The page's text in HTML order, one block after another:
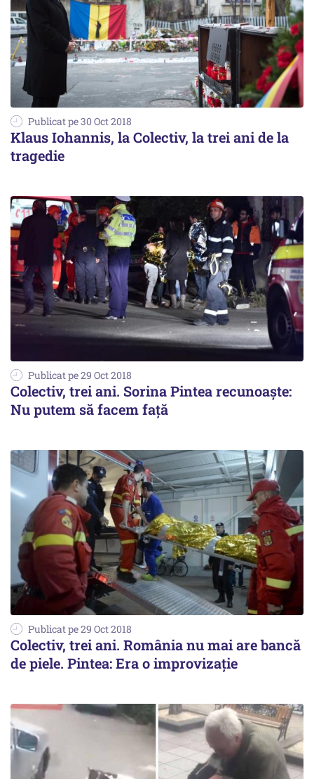
Publicat pe 30 Oct 2018
Klaus Iohannis, la Colectiv, la trei ani de la
tragedie
Publicat pe 29 Oct 2018
Colectiv, trei ani. Sorina Pintea recunoaște:
Nu putem să facem faţă
Publicat pe 29 Oct 2018
Colectiv, trei ani. România nu mai are bancă
de piele. Pintea: Era o improvizaţie